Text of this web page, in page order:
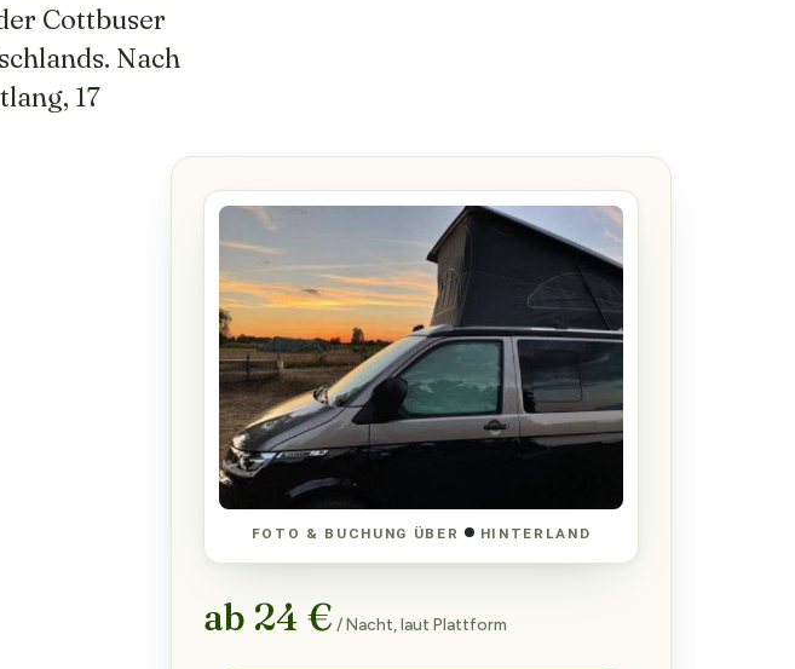
Cottbuser
Nach
17
FOTO & BUCHUNG ÜBER HINTERLAND
ab 24 € / Nacht, laut Plattform